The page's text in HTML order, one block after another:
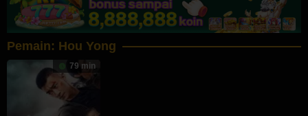
Pemain: Hou Yong
79 min